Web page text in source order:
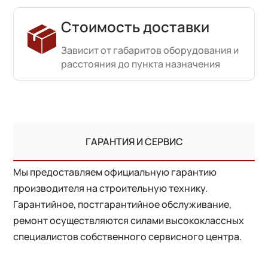
Стоимость доставки
Зависит от габаритов оборудования и
расстояния до пункта назначения
ГАРАНТИЯ И СЕРВИС
Мы предоставляем официальную гарантию
производителя на строительную технику.
Гарантийное, постгарантийное обслуживание,
ремонт осуществляются силами высококлассных
специалистов собственного сервисного центра.